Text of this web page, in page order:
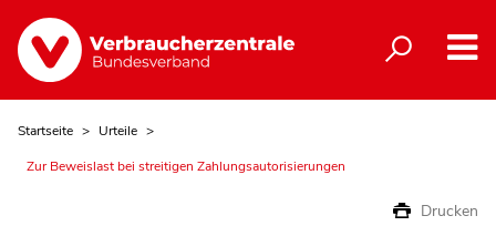
Startseite
Urteile
Zur Beweislast bei streitigen Zahlungsautorisierungen
Drucken